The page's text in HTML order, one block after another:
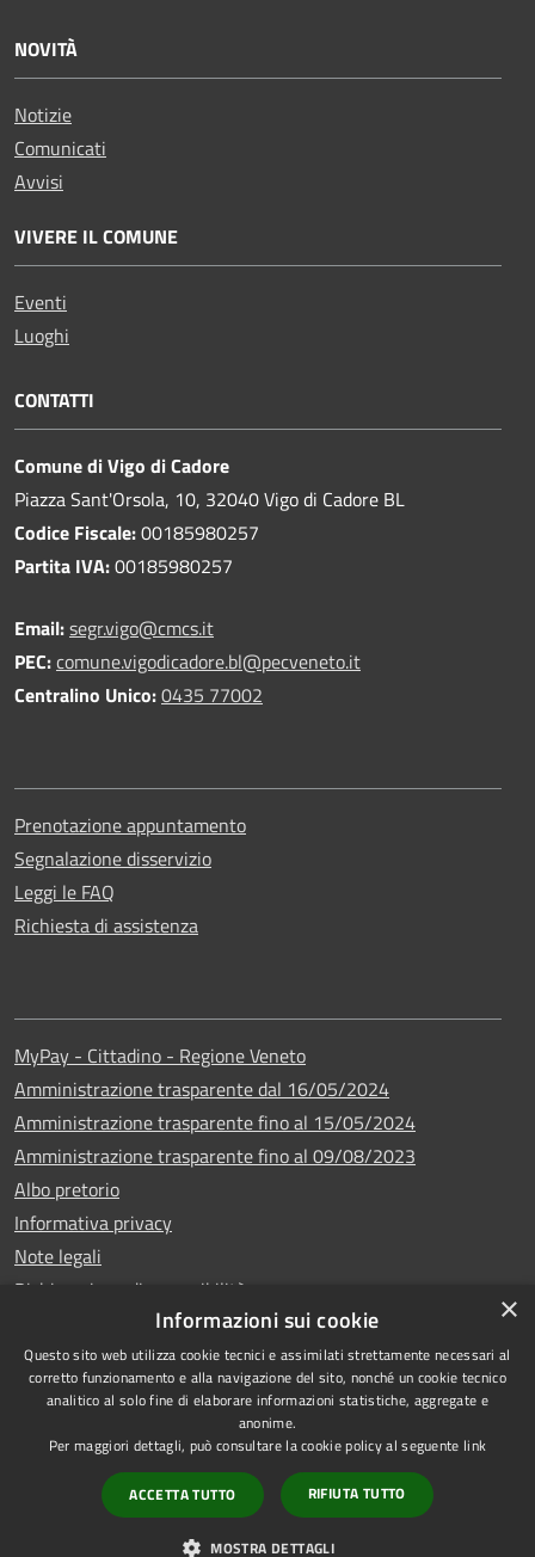
NOVITÀ
Notizie
Comunicati
Avvisi
VIVERE IL COMUNE
Eventi
Luoghi
CONTATTI
Comune di Vigo di Cadore
Piazza Sant'Orsola, 10, 32040 Vigo di Cadore BL
Codice Fiscale:00185980257
Partita IVA:00185980257
Email:segr.vigo@cmcs.it
PEC:comune.vigodicadore.bl@pecveneto.it
Centralino Unico:0435 77002
Prenotazione appuntamento
Segnalazione disservizio
Leggi le FAQ
Richiesta di assistenza
MyPay - Cittadino - Regione Veneto
Amministrazione trasparente dal 16/05/2024
Amministrazione trasparente fino al 15/05/2024
Amministrazione trasparente fino al 09/08/2023
Albo pretorio
Informativa privacy
Note legali
Dichiarazione di accessibilità
RSS
Accessibilità
Copyright © 2024
•Comune di Vigo di
Cadore• Powered
by Municipium •
×
Informazioni sui cookie
Questo sito web utilizza cookie tecnici e assimilati strettamente necessari al
corretto funzionamento e alla navigazione del sito, nonché un cookie tecnico
analitico al solo fine di elaborare informazioni statistiche, aggregate e
anonime.
Per maggiori dettagli, può consultare la cookie policy al seguente link
ACCETTA TUTTO RIFIUTA TUTTO
MOSTRA DETTAGLI